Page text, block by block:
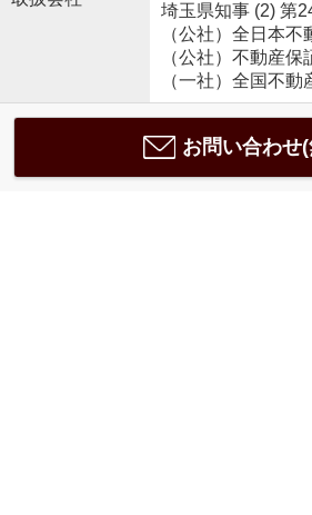
埼玉県知事 (2) 第
（公社）全日本不
（公社）不動産保
（一社）全国不動
お問い合わせ